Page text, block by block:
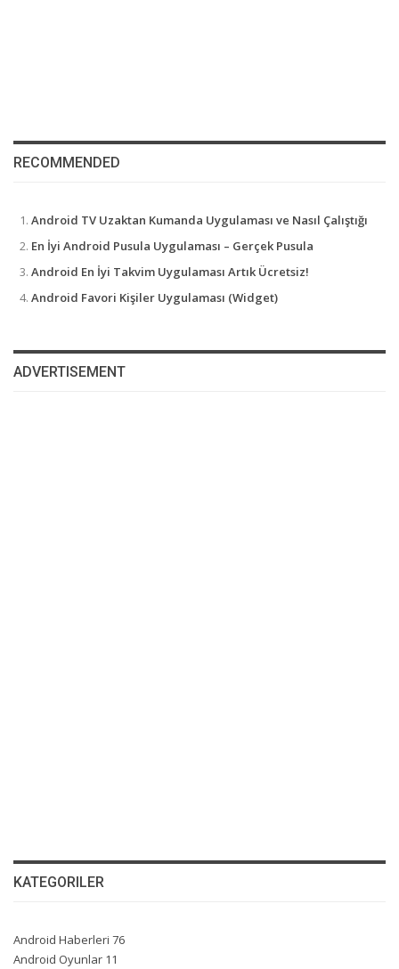
RECOMMENDED
Android TV Uzaktan Kumanda Uygulaması ve Nasıl Çalıştığı
En İyi Android Pusula Uygulaması – Gerçek Pusula
Android En İyi Takvim Uygulaması Artık Ücretsiz!
Android Favori Kişiler Uygulaması (Widget)
ADVERTISEMENT
KATEGORILER
Android Haberleri 76
Android Oyunlar 11